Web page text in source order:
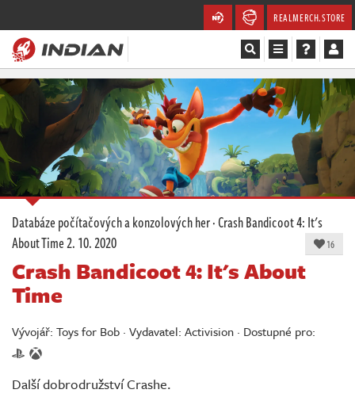
REALMERCH.STORE
Magazín
Recenze
Videa
Soutěže
Databáze
Komunita
Redakce
Živě
Databáze počítačových a konzolových her·Crash Bandicoot 4: It's
About Time2. 10. 2020 16
Crash Bandicoot 4: It's About
Time
Vývojář: Toys for Bob · Vydavatel: Activision · Dostupné pro:
Další dobrodružství Crashe.